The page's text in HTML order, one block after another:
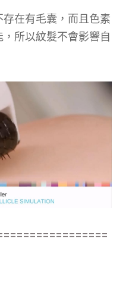
在有毛囊，而且色素
所以紋髮不會影響自